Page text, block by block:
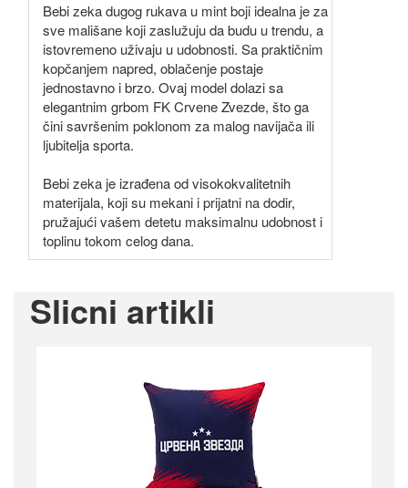
Bebi zeka dugog rukava u mint boji idealna je za
sve mališane koji zaslužuju da budu u trendu, a
istovremeno uživaju u udobnosti. Sa praktičnim
kopčanjem napred, oblačenje postaje
jednostavno i brzo. Ovaj model dolazi sa
elegantnim grbom FK Crvene Zvezde, što ga
čini savršenim poklonom za malog navijača ili
ljubitelja sporta.
Bebi zeka je izrađena od visokokvalitetnih
materijala, koji su mekani i prijatni na dodir,
pružajući vašem detetu maksimalnu udobnost i
toplinu tokom celog dana.
Slicni artikli